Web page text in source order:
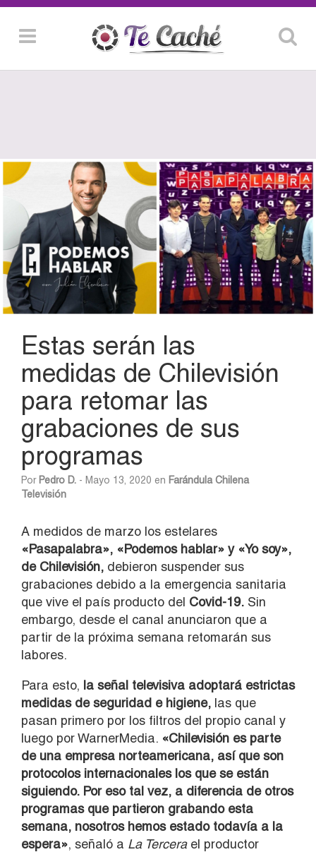
Estas serán las
medidas de Chilevisión
para retomar las
grabaciones de sus
programas
Por Pedro D. - Mayo 13, 2020 en Farándula Chilena
Televisión
A medidos de marzo los estelares
«Pasapalabra», «Podemos hablar» y «Yo soy»,
de Chilevisión, debieron suspender sus
grabaciones debido a la emergencia sanitaria
que vive el país producto del Covid-19. Sin
embargo, desde el canal anunciaron que a
partir de la próxima semana retomarán sus
labores.
Para esto, la señal televisiva adoptará estrictas
medidas de seguridad e higiene, las que
pasan primero por los filtros del propio canal y
luego por WarnerMedia. «Chilevisión es parte
de una empresa norteamericana, así que son
protocolos internacionales los que se están
siguiendo. Por eso tal vez, a diferencia de otros
programas que partieron grabando esta
semana, nosotros hemos estado todavía a la
espera», señaló a La Tercerael productor